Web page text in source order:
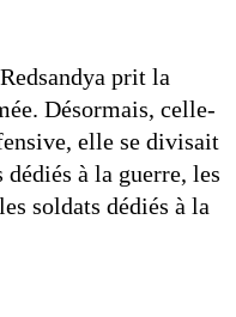
prit la
Désormais, celle-
elle se divisait
à la guerre, les
soldats dédiés à la